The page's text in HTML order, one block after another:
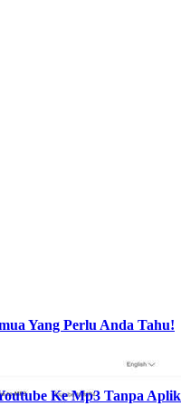
Yang Perlu Anda Tahu!
Ke Mp3 Tanpa